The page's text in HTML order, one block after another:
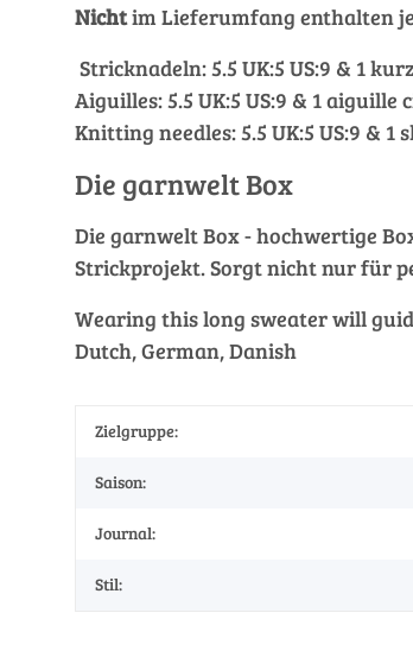
Nichtim Lieferumfang enthalten
Stricknadeln: 5.5 UK:5 US:9 & 1
Aiguilles: 5.5 UK:5 US:9 & 1 aiguille
Knitting needles: 5.5 UK:5 US:9 &
Die garnwelt Box
Die garnwelt Box - hochwertige
Strickprojekt. Sorgt nicht nur für
Wearing this long sweater will
Dutch, German, Danish
Zielgruppe:
Saison:
Journal:
Stil: